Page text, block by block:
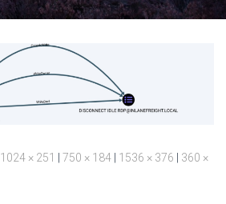
1024 × 251 750 × 184 1536 × 376
360 ×